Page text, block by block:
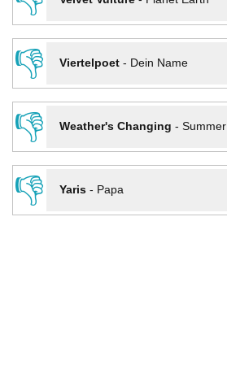
👎
Viertelpoet- Dein Name
👎
Weather's Changing - Summer
👎
Yaris- Papa